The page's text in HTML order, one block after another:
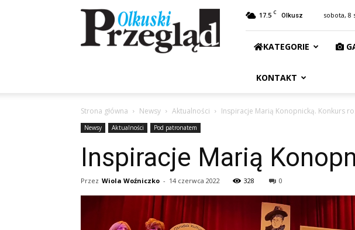
Przegląd
Olkuski
17.5 C Olkusz sobota, 8
KATEGORIE
KONTAKT
Strona główna Newsy Aktualności Inspiracje Marią Konopnicką. Konkurs
Newsy Aktualności Pod patronatem
Inspiracje Marią
Przez Wiola Woźniczko - 14 czerwca 2022 328 0